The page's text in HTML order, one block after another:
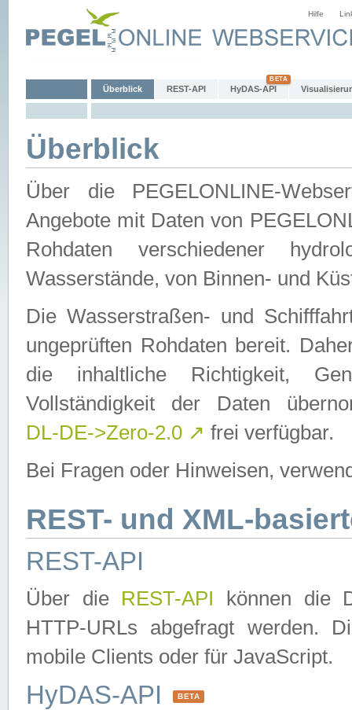
Hilfe
Überblick REST-API HyDAS-API
Überblick
Über die PEGELONLINE-
Angebote mit Daten von
Rohdaten verschiedener
Wasserstände, von Binnen- und
Die Wasserstraßen- und
ungeprüften Rohdaten bereit.
die inhaltliche Richtigkeit,
Vollständigkeit der Daten
DL-DE->Zero-2.0 ↗ frei verfügbar.
Bei Fragen oder Hinweisen,
REST- und XML-
REST-API
Über die REST-API können die
HTTP-URLs abgefragt werden.
mobile Clients oder für JavaScript.
HyDAS-API BETA